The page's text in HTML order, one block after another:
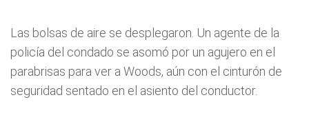
Las bolsas de aire se desplegaron. Un agente de la
policía del condado se asomó por un agujero en el
parabrisas para ver a Woods, aún con el cinturón de
seguridad sentado en el asiento del conductor.